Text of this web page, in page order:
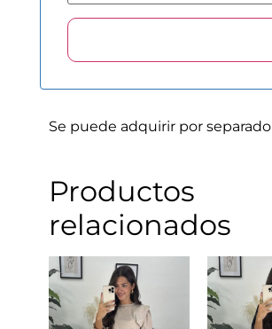
Se puede adquirir por separado
Productos
relacionados